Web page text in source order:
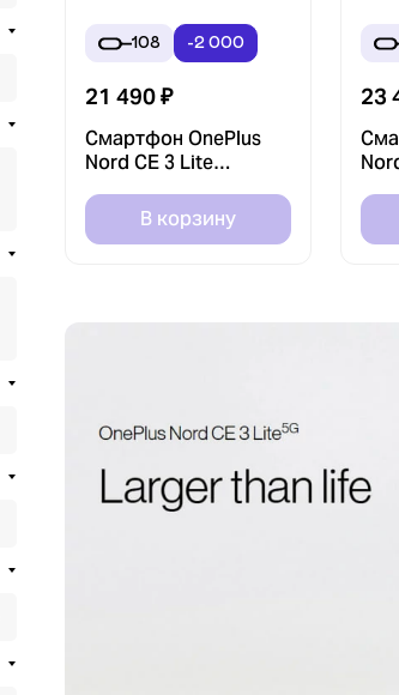
108 -2 000
21 490₽
Смартфон OnePlus
Nord CE 3 Lite
(Chromatic Gray)
В корзину
23